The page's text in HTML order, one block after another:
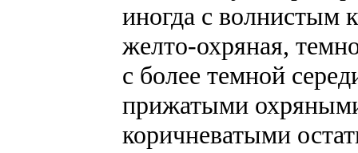
иногда с волнистым
желто-охряная,
с более темной
прижатыми
коричневатыми